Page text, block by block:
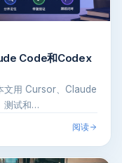
Code和Codex
文用 Cursor、Claude
测试和…
阅读